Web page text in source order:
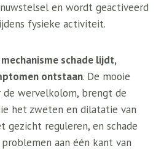
en wordt geactiveerd
fysieke activiteit.
schade lijdt,
ontstaan. De mooie
wervelkolom, brengt de
het zweten en dilatatie van
gezicht reguleren, en schade
aan één kant van